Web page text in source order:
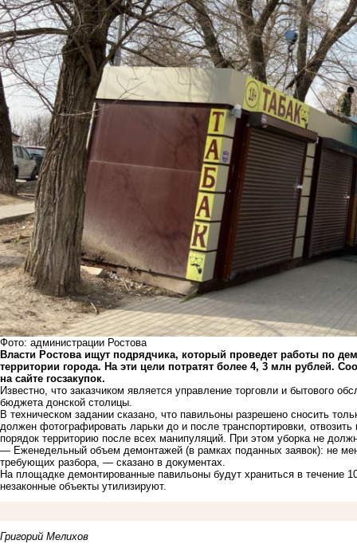
Фото: администрации Ростова
Власти Ростова ищут подрядчика, который проведет работы по
территории города. На эти цели потратят более 4, 3 млн рублей.
на сайте госзакупок.
Известно, что заказчиком является управление торговли и бытового
бюджета донской столицы.
В техническом задании сказано, что павильоны разрешено сносить
должен фотографировать ларьки до и после транспортировки,
порядок территорию после всех манипуляций. При этом уборка не
— Еженедельный объем демонтажей (в рамках поданных заявок): не
требующих разбора, — сказано в документах.
На площадке демонтированные павильоны будут храниться в течение
незаконные объекты утилизируют.
Григорий Мелихов